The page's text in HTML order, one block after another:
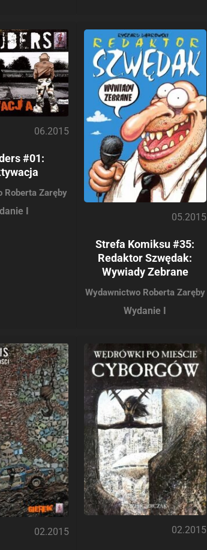
06.2015
#01:
Roberta Zaręby
I
05.2015
Strefa Komiksu #35:
Redaktor Szwędak:
Wywiady Zebrane
Wydawnictwo Roberta Zaręby
Wydanie I
02.2015 02.2015